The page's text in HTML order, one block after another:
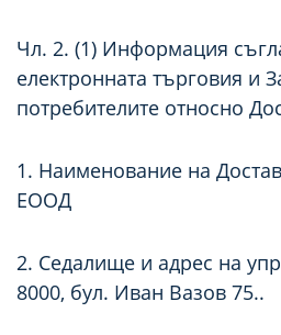
Чл. 2. (1) Информация
електронната търговия и
потребителите относно
1. Наименование на
ЕООД
2. Седалище и адрес на
8000, бул. Иван Вазов 75..